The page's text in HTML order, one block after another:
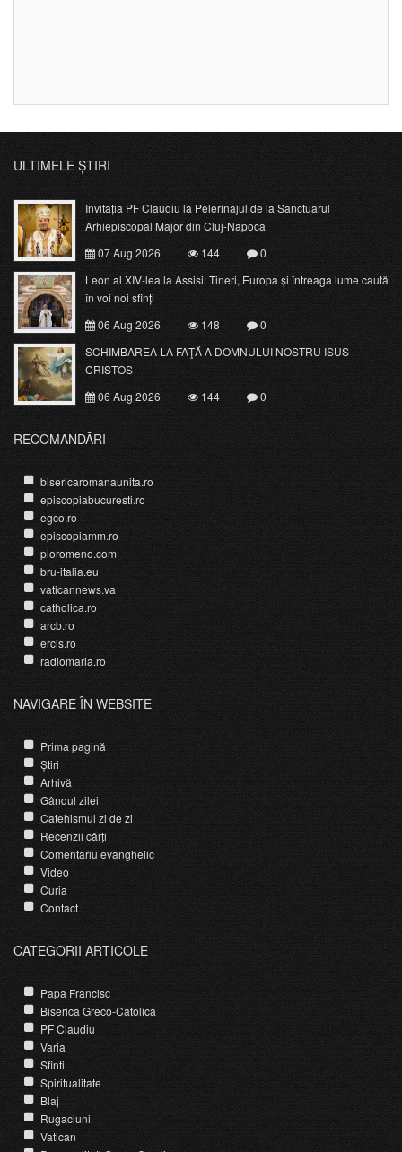
ULTIMELE ȘTIRI
Invitația PF Claudiu la Pelerinajul de la Sanctuarul
Arhiepiscopal Major din Cluj-Napoca
07 Aug 2026
144
0
Leon al XIV-lea la Assisi: Tineri, Europa și întreaga lume caută
în voi noi sfinți
06 Aug 2026
148
0
SCHIMBAREA LA FAŢĂ A DOMNULUI NOSTRU ISUS
CRISTOS
06 Aug 2026
144 0
RECOMANDĂRI
bisericaromanaunita.ro
episcopiabucuresti.ro
egco.ro
episcopiamm.ro
pioromeno.com
bru-italia.eu
vaticannews.va
catholica.ro
arcb.ro
ercis.ro
radiomaria.ro
NAVIGARE ÎN WEBSITE
Prima pagină
Știri
Arhivă
Gândul zilei
Catehismul zi de zi
Recenzii cărți
Comentariu evanghelic
Video
Curia
Contact
CATEGORII ARTICOLE
Papa Francisc
Biserica Greco-Catolica
PF Claudiu
Varia
Sfinti
Spiritualitate
Blaj
Rugaciuni
Vatican